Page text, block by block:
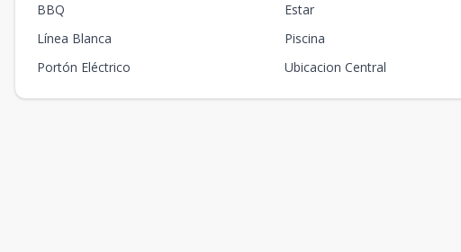
BBQ
Estar
Línea Blanca
Piscina
Portón Eléctrico
Ubicacion Central